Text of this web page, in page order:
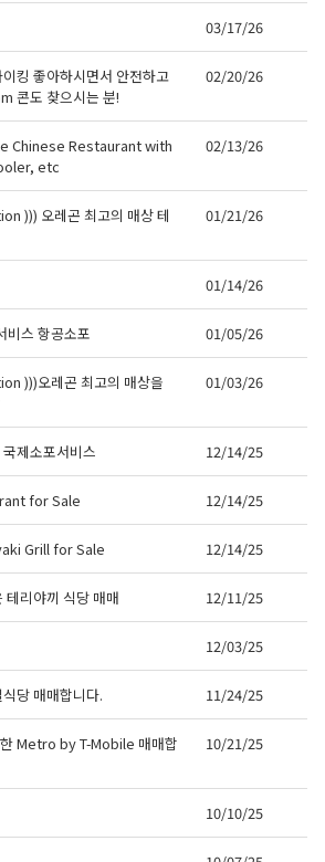
03/17/26
킹 좋아하시면서 안전하고
콘도 찾으시는 분!
02/20/26
Chinese Restaurant with
etc
02/13/26
))) 오레곤 최고의 매상 테
01/21/26
01/14/26
스 항공소포 01/05/26
)))오레곤 최고의 매상을
01/03/26
제소포서비스 12/14/25
for Sale 12/14/25
Grill for Sale 12/14/25
테리야끼 식당 매매 12/11/25
12/03/25
당 매매합니다. 11/24/25
Metro by T-Mobile 매매합
10/21/25
10/10/25